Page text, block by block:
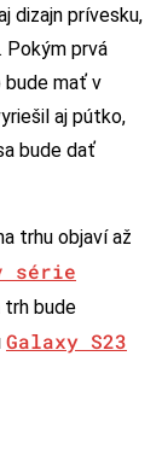
dizajn prívesku,
Pokým prvá
bude mať v
aj pútko,
bude dať
trhu objaví až
série
trh bude
Galaxy S23